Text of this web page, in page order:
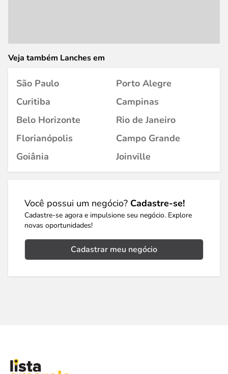
Veja também Lanches em
São Paulo
Porto Alegre
Curitiba
Campinas
Belo Horizonte
Rio de Janeiro
Florianópolis
Campo Grande
Goiânia
Joinville
Você possui um negócio? Cadastre-se!
Cadastre-se agora e impulsione seu negócio. Explore
novas oportunidades!
Cadastrar meu negócio